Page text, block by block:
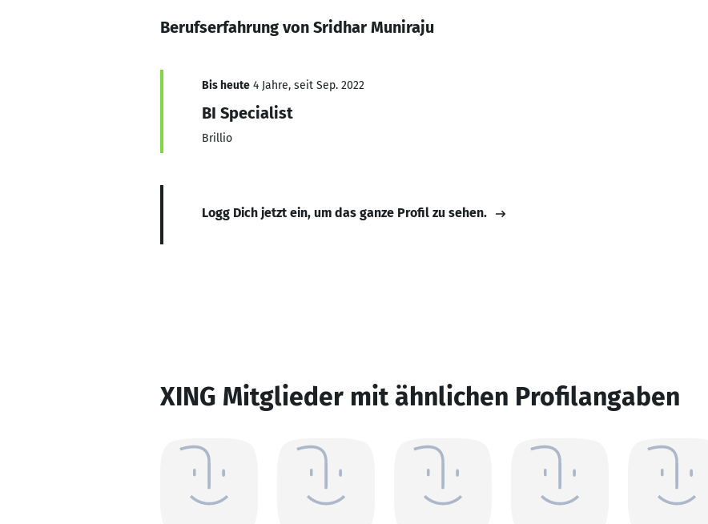
Berufserfahrung von Sridhar Muniraju
Bis heute 4 Jahre, seit Sep. 2022
BI Specialist
Brillio
Logg Dich jetzt ein, um das ganze Profil zu sehen.
XING Mitglieder mit ähnlichen Profilangaben